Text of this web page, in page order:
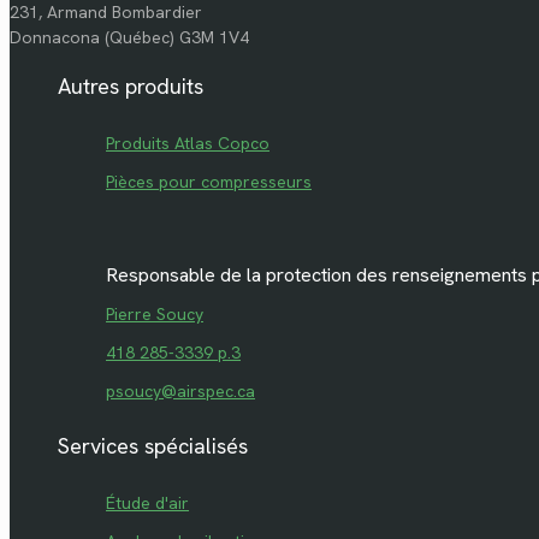
231, Armand Bombardier
Donnacona (Québec) G3M 1V4
Autres produits
Produits Atlas Copco
Pièces pour compresseurs
Responsable de la protection des renseignements
Pierre Soucy
418 285-3339 p.3
psoucy@airspec.ca
Services spécialisés
Étude d'air